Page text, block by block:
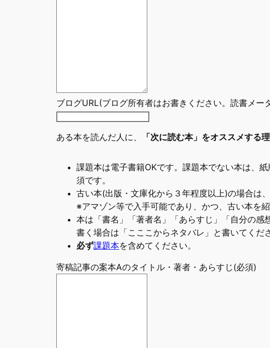
ブログURL(ブログ所有者はお書きください。読書メー
ある本を読んだ人に、 「次に読む本」をオススメする
課題本は電子書籍OKです。課題本でない本は、
須です。
古い本(出版・文庫化から３年程度以上)の場合は
※アマゾン等で入手可能であり、かつ、古い本を
本は「書名」「著者名」「あらすじ」「自分の感
書く場合は「こここからネタバレ」と書いてくだ
必ず課題本を含めてください。
寄稿記事の案本Aのタイトル・著者・あらすじ(必須)